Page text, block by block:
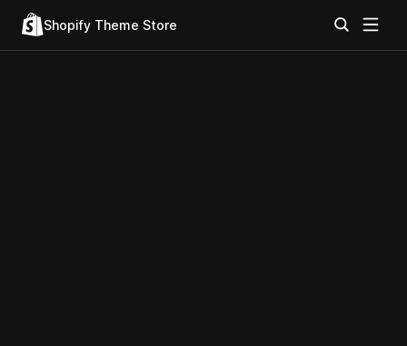
Shopify Theme Store